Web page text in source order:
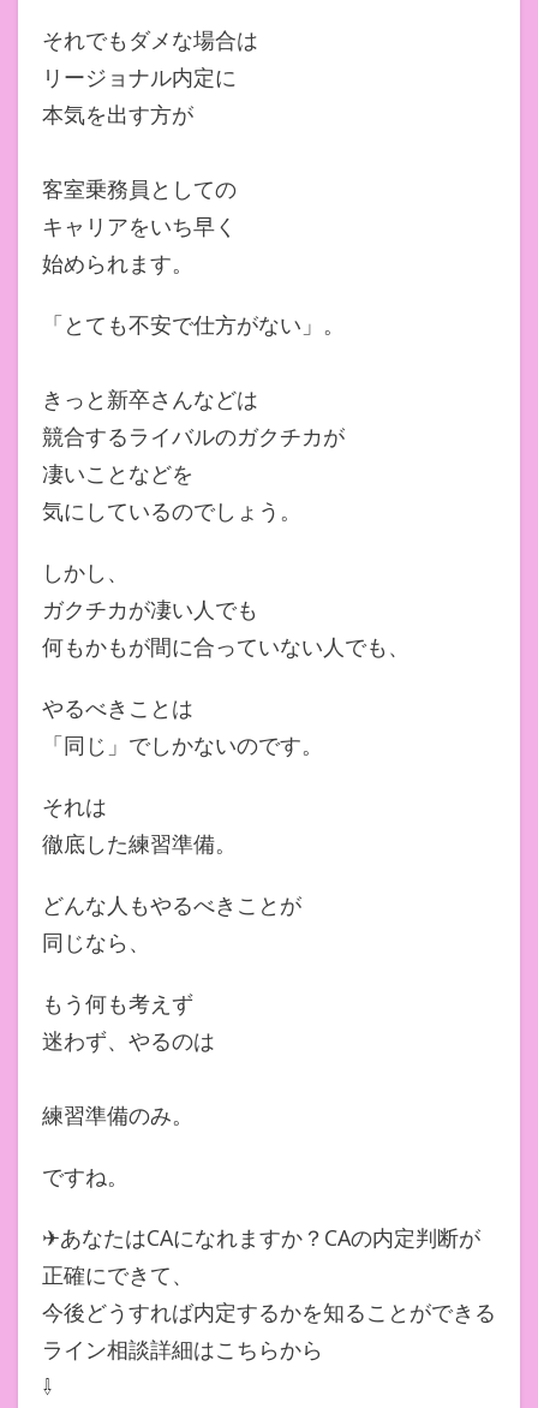
それでもダメな場合は
リージョナル内定に
本気を出す方が
客室乗務員としての
キャリアをいち早く
始められます。
「とても不安で仕方がない」。
きっと新卒さんなどは
競合するライバルのガクチカが
凄いことなどを
気にしているのでしょう。
しかし、
ガクチカが凄い人でも
何もかもが間に合っていない人でも、
やるべきことは
「同じ」でしかないのです。
それは
徹底した練習準備。
どんな人もやるべきことが
同じなら、
もう何も考えず
迷わず、やるのは
練習準備のみ。
ですね。
✈あなたはCAになれますか？CAの内定判断が
正確にできて、
今後どうすれば内定するかを知ることができる
ライン相談詳細はこちらから
⇩